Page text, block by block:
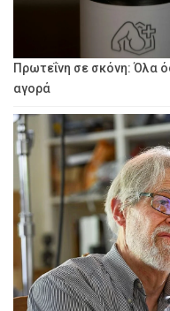
Πρωτεΐνη σε σκόνη: Όλα
αγορά